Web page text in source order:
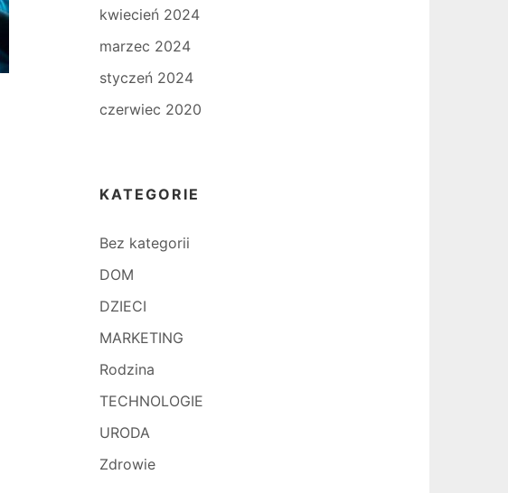
kwiecień 2024
marzec 2024
styczeń 2024
czerwiec 2020
KATEGORIE
Bez kategorii
DOM
DZIECI
MARKETING
Rodzina
TECHNOLOGIE
URODA
Zdrowie